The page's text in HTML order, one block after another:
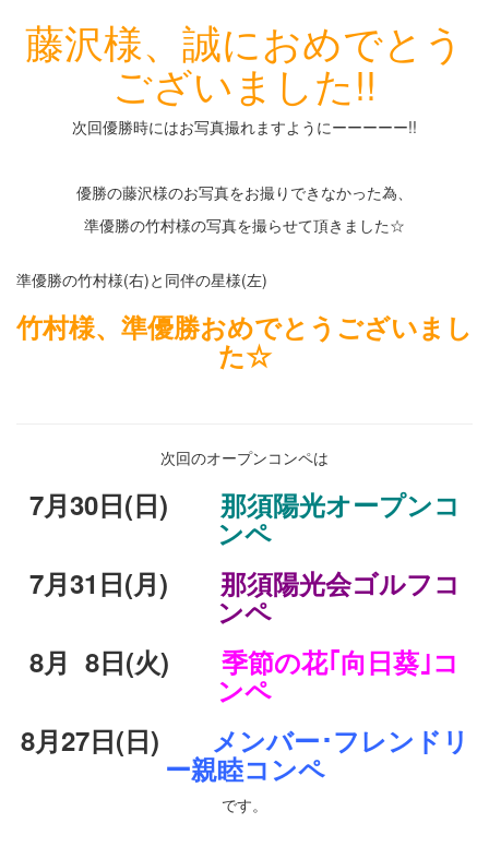
藤沢様、誠におめでとう
ございました!!
次回優勝時にはお写真撮れますようにーーーーー!!
優勝の藤沢様のお写真をお撮りできなかった為、
準優勝の竹村様の写真を撮らせて頂きました☆
準優勝の竹村様(右)と同伴の星様(左)
竹村様、準優勝おめでとうございまし
た☆
次回のオープンコンペは
7月30日(日) 那須陽光オープンコ
ンペ
7月31日(月) 那須陽光会ゴルフコ
ンペ
8月 8日(火) 季節の花｢向日葵｣コ
ンペ
8月27日(日) メンバー･フレンドリ
ー親睦コンペ
です。